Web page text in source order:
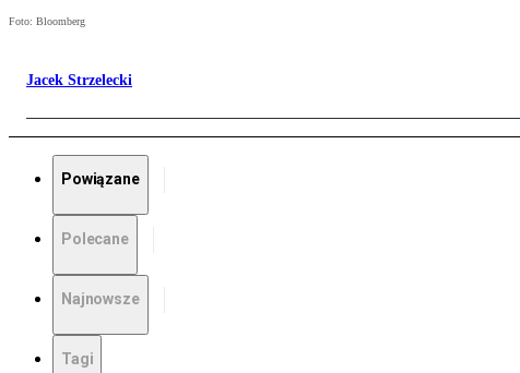
Foto: Bloomberg
Jacek Strzelecki
Powiązane
Polecane
Najnowsze
Tagi